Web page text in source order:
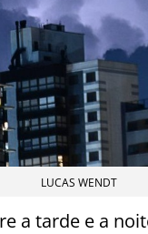
LUCAS WENDT
a tarde e a